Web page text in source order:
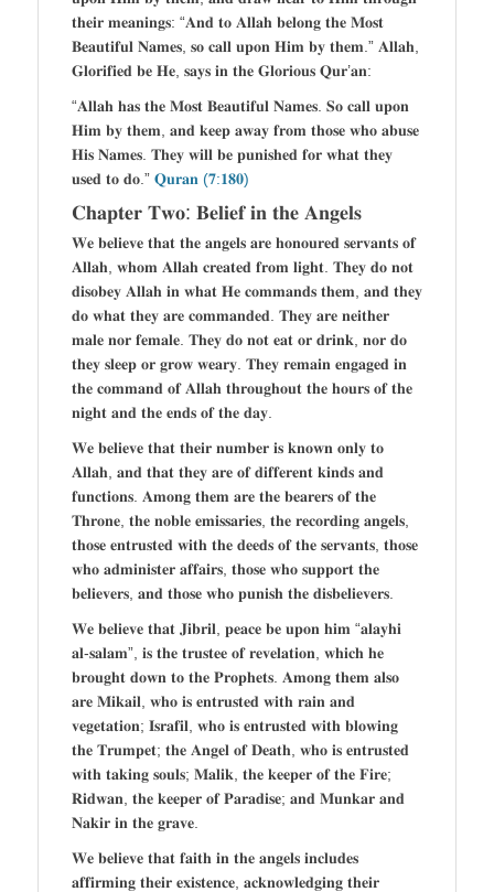
𝐭𝐡𝐞𝐢𝐫 𝐦𝐞𝐚𝐧𝐢𝐧𝐠𝐬: “𝐀𝐧𝐝 𝐭𝐨 𝐀𝐥𝐥𝐚𝐡 𝐛𝐞𝐥𝐨𝐧𝐠 𝐭𝐡𝐞 𝐌𝐨𝐬𝐭
𝐁𝐞𝐚𝐮𝐭𝐢𝐟𝐮𝐥 𝐍𝐚𝐦𝐞𝐬, 𝐬𝐨 𝐜𝐚𝐥𝐥 𝐮𝐩𝐨𝐧 𝐇𝐢𝐦 𝐛𝐲 𝐭𝐡𝐞𝐦.” 𝐀𝐥𝐥𝐚𝐡,
𝐆𝐥𝐨𝐫𝐢𝐟𝐢𝐞𝐝 𝐛𝐞 𝐇𝐞, 𝐬𝐚𝐲𝐬 𝐢𝐧 𝐭𝐡𝐞 𝐆𝐥𝐨𝐫𝐢𝐨𝐮𝐬 𝐐𝐮𝐫’𝐚𝐧:
“𝐀𝐥𝐥𝐚𝐡 𝐡𝐚𝐬 𝐭𝐡𝐞 𝐌𝐨𝐬𝐭 𝐁𝐞𝐚𝐮𝐭𝐢𝐟𝐮𝐥 𝐍𝐚𝐦𝐞𝐬. 𝐒𝐨 𝐜𝐚𝐥𝐥 𝐮𝐩𝐨𝐧
𝐇𝐢𝐦 𝐛𝐲 𝐭𝐡𝐞𝐦, 𝐚𝐧𝐝 𝐤𝐞𝐞𝐩 𝐚𝐰𝐚𝐲 𝐟𝐫𝐨𝐦 𝐭𝐡𝐨𝐬𝐞 𝐰𝐡𝐨 𝐚𝐛𝐮𝐬𝐞
𝐇𝐢𝐬 𝐍𝐚𝐦𝐞𝐬. 𝐓𝐡𝐞𝐲 𝐰𝐢𝐥𝐥 𝐛𝐞 𝐩𝐮𝐧𝐢𝐬𝐡𝐞𝐝 𝐟𝐨𝐫 𝐰𝐡𝐚𝐭 𝐭𝐡𝐞𝐲
𝐮𝐬𝐞𝐝 𝐭𝐨 𝐝𝐨.” 𝐐𝐮𝐫𝐚𝐧 (𝟕:𝟏𝟖𝟎)
𝐂𝐡𝐚𝐩𝐭𝐞𝐫 𝐓𝐰𝐨: 𝐁𝐞𝐥𝐢𝐞𝐟 𝐢𝐧 𝐭𝐡𝐞 𝐀𝐧𝐠𝐞𝐥𝐬
𝐖𝐞 𝐛𝐞𝐥𝐢𝐞𝐯𝐞 𝐭𝐡𝐚𝐭 𝐭𝐡𝐞 𝐚𝐧𝐠𝐞𝐥𝐬 𝐚𝐫𝐞 𝐡𝐨𝐧𝐨𝐮𝐫𝐞𝐝 𝐬𝐞𝐫𝐯𝐚𝐧𝐭𝐬 𝐨𝐟
𝐀𝐥𝐥𝐚𝐡, 𝐰𝐡𝐨𝐦 𝐀𝐥𝐥𝐚𝐡 𝐜𝐫𝐞𝐚𝐭𝐞𝐝 𝐟𝐫𝐨𝐦 𝐥𝐢𝐠𝐡𝐭. 𝐓𝐡𝐞𝐲 𝐝𝐨 𝐧𝐨𝐭
𝐝𝐢𝐬𝐨𝐛𝐞𝐲 𝐀𝐥𝐥𝐚𝐡 𝐢𝐧 𝐰𝐡𝐚𝐭 𝐇𝐞 𝐜𝐨𝐦𝐦𝐚𝐧𝐝𝐬 𝐭𝐡𝐞𝐦, 𝐚𝐧𝐝 𝐭𝐡𝐞𝐲
𝐝𝐨 𝐰𝐡𝐚𝐭 𝐭𝐡𝐞𝐲 𝐚𝐫𝐞 𝐜𝐨𝐦𝐦𝐚𝐧𝐝𝐞𝐝. 𝐓𝐡𝐞𝐲 𝐚𝐫𝐞 𝐧𝐞𝐢𝐭𝐡𝐞𝐫
𝐦𝐚𝐥𝐞 𝐧𝐨𝐫 𝐟𝐞𝐦𝐚𝐥𝐞. 𝐓𝐡𝐞𝐲 𝐝𝐨 𝐧𝐨𝐭 𝐞𝐚𝐭 𝐨𝐫 𝐝𝐫𝐢𝐧𝐤, 𝐧𝐨𝐫 𝐝𝐨
𝐭𝐡𝐞𝐲 𝐬𝐥𝐞𝐞𝐩 𝐨𝐫 𝐠𝐫𝐨𝐰 𝐰𝐞𝐚𝐫𝐲. 𝐓𝐡𝐞𝐲 𝐫𝐞𝐦𝐚𝐢𝐧 𝐞𝐧𝐠𝐚𝐠𝐞𝐝 𝐢𝐧
𝐭𝐡𝐞 𝐜𝐨𝐦𝐦𝐚𝐧𝐝 𝐨𝐟 𝐀𝐥𝐥𝐚𝐡 𝐭𝐡𝐫𝐨𝐮𝐠𝐡𝐨𝐮𝐭 𝐭𝐡𝐞 𝐡𝐨𝐮𝐫𝐬 𝐨𝐟 𝐭𝐡𝐞
𝐧𝐢𝐠𝐡𝐭 𝐚𝐧𝐝 𝐭𝐡𝐞 𝐞𝐧𝐝𝐬 𝐨𝐟 𝐭𝐡𝐞 𝐝𝐚𝐲.
𝐖𝐞 𝐛𝐞𝐥𝐢𝐞𝐯𝐞 𝐭𝐡𝐚𝐭 𝐭𝐡𝐞𝐢𝐫 𝐧𝐮𝐦𝐛𝐞𝐫 𝐢𝐬 𝐤𝐧𝐨𝐰𝐧 𝐨𝐧𝐥𝐲 𝐭𝐨
𝐀𝐥𝐥𝐚𝐡, 𝐚𝐧𝐝 𝐭𝐡𝐚𝐭 𝐭𝐡𝐞𝐲 𝐚𝐫𝐞 𝐨𝐟 𝐝𝐢𝐟𝐟𝐞𝐫𝐞𝐧𝐭 𝐤𝐢𝐧𝐝𝐬 𝐚𝐧𝐝
𝐟𝐮𝐧𝐜𝐭𝐢𝐨𝐧𝐬. 𝐀𝐦𝐨𝐧𝐠 𝐭𝐡𝐞𝐦 𝐚𝐫𝐞 𝐭𝐡𝐞 𝐛𝐞𝐚𝐫𝐞𝐫𝐬 𝐨𝐟 𝐭𝐡𝐞
𝐓𝐡𝐫𝐨𝐧𝐞, 𝐭𝐡𝐞 𝐧𝐨𝐛𝐥𝐞 𝐞𝐦𝐢𝐬𝐬𝐚𝐫𝐢𝐞𝐬, 𝐭𝐡𝐞 𝐫𝐞𝐜𝐨𝐫𝐝𝐢𝐧𝐠 𝐚𝐧𝐠𝐞𝐥𝐬,
𝐭𝐡𝐨𝐬𝐞 𝐞𝐧𝐭𝐫𝐮𝐬𝐭𝐞𝐝 𝐰𝐢𝐭𝐡 𝐭𝐡𝐞 𝐝𝐞𝐞𝐝𝐬 𝐨𝐟 𝐭𝐡𝐞 𝐬𝐞𝐫𝐯𝐚𝐧𝐭𝐬, 𝐭𝐡𝐨𝐬𝐞
𝐰𝐡𝐨 𝐚𝐝𝐦𝐢𝐧𝐢𝐬𝐭𝐞𝐫 𝐚𝐟𝐟𝐚𝐢𝐫𝐬, 𝐭𝐡𝐨𝐬𝐞 𝐰𝐡𝐨 𝐬𝐮𝐩𝐩𝐨𝐫𝐭 𝐭𝐡𝐞
𝐛𝐞𝐥𝐢𝐞𝐯𝐞𝐫𝐬, 𝐚𝐧𝐝 𝐭𝐡𝐨𝐬𝐞 𝐰𝐡𝐨 𝐩𝐮𝐧𝐢𝐬𝐡 𝐭𝐡𝐞 𝐝𝐢𝐬𝐛𝐞𝐥𝐢𝐞𝐯𝐞𝐫𝐬.
𝐖𝐞 𝐛𝐞𝐥𝐢𝐞𝐯𝐞 𝐭𝐡𝐚𝐭 𝐉𝐢𝐛𝐫𝐢𝐥, 𝐩𝐞𝐚𝐜𝐞 𝐛𝐞 𝐮𝐩𝐨𝐧 𝐡𝐢𝐦 “𝐚𝐥𝐚𝐲𝐡𝐢
𝐚𝐥-𝐬𝐚𝐥𝐚𝐦”, 𝐢𝐬 𝐭𝐡𝐞 𝐭𝐫𝐮𝐬𝐭𝐞𝐞 𝐨𝐟 𝐫𝐞𝐯𝐞𝐥𝐚𝐭𝐢𝐨𝐧, 𝐰𝐡𝐢𝐜𝐡 𝐡𝐞
𝐛𝐫𝐨𝐮𝐠𝐡𝐭 𝐝𝐨𝐰𝐧 𝐭𝐨 𝐭𝐡𝐞 𝐏𝐫𝐨𝐩𝐡𝐞𝐭𝐬. 𝐀𝐦𝐨𝐧𝐠 𝐭𝐡𝐞𝐦 𝐚𝐥𝐬𝐨
𝐚𝐫𝐞 𝐌𝐢𝐤𝐚𝐢𝐥, 𝐰𝐡𝐨 𝐢𝐬 𝐞𝐧𝐭𝐫𝐮𝐬𝐭𝐞𝐝 𝐰𝐢𝐭𝐡 𝐫𝐚𝐢𝐧 𝐚𝐧𝐝
𝐯𝐞𝐠𝐞𝐭𝐚𝐭𝐢𝐨𝐧; 𝐈𝐬𝐫𝐚𝐟𝐢𝐥, 𝐰𝐡𝐨 𝐢𝐬 𝐞𝐧𝐭𝐫𝐮𝐬𝐭𝐞𝐝 𝐰𝐢𝐭𝐡 𝐛𝐥𝐨𝐰𝐢𝐧𝐠
𝐭𝐡𝐞 𝐓𝐫𝐮𝐦𝐩𝐞𝐭; 𝐭𝐡𝐞 𝐀𝐧𝐠𝐞𝐥 𝐨𝐟 𝐃𝐞𝐚𝐭𝐡, 𝐰𝐡𝐨 𝐢𝐬 𝐞𝐧𝐭𝐫𝐮𝐬𝐭𝐞𝐝
𝐰𝐢𝐭𝐡 𝐭𝐚𝐤𝐢𝐧𝐠 𝐬𝐨𝐮𝐥𝐬; 𝐌𝐚𝐥𝐢𝐤, 𝐭𝐡𝐞 𝐤𝐞𝐞𝐩𝐞𝐫 𝐨𝐟 𝐭𝐡𝐞 𝐅𝐢𝐫𝐞;
𝐑𝐢𝐝𝐰𝐚𝐧, 𝐭𝐡𝐞 𝐤𝐞𝐞𝐩𝐞𝐫 𝐨𝐟 𝐏𝐚𝐫𝐚𝐝𝐢𝐬𝐞; 𝐚𝐧𝐝 𝐌𝐮𝐧𝐤𝐚𝐫 𝐚𝐧𝐝
𝐍𝐚𝐤𝐢𝐫 𝐢𝐧 𝐭𝐡𝐞 𝐠𝐫𝐚𝐯𝐞.
𝐖𝐞 𝐛𝐞𝐥𝐢𝐞𝐯𝐞 𝐭𝐡𝐚𝐭 𝐟𝐚𝐢𝐭𝐡 𝐢𝐧 𝐭𝐡𝐞 𝐚𝐧𝐠𝐞𝐥𝐬 𝐢𝐧𝐜𝐥𝐮𝐝𝐞𝐬
𝐚𝐟𝐟𝐢𝐫𝐦𝐢𝐧𝐠 𝐭𝐡𝐞𝐢𝐫 𝐞𝐱𝐢𝐬𝐭𝐞𝐧𝐜𝐞, 𝐚𝐜𝐤𝐧𝐨𝐰𝐥𝐞𝐝𝐠𝐢𝐧𝐠 𝐭𝐡𝐞𝐢𝐫